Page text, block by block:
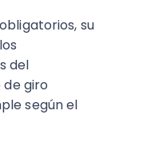
su
del
giro
según el